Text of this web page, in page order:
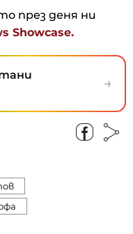
през деня ни
Showcase.
→